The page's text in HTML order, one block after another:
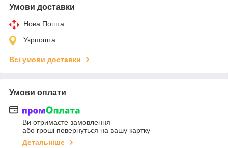
Умови доставки
Нова Пошта
Укрпошта
Всі умови доставки
Умови оплати
Ви отримаєте замовлення
або гроші повернуться на вашу картку
Детальніше